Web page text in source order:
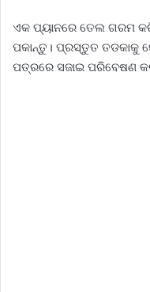
ଏକ ପ୍ୟାନରେ ତେଲ ଗରମ
ପକାନ୍ତୁ। ପ୍ରସ୍ତୁତ ତଡକାକୁ
ପତ୍ରରେ ସଜାଇ ପରିବେଷଣ